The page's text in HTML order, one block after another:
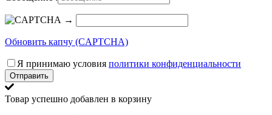
→
Обновить капчу (CAPTCHA)
Я принимаю условия политики конфиденциальности
Отправить
Товар успешно добавлен в корзину